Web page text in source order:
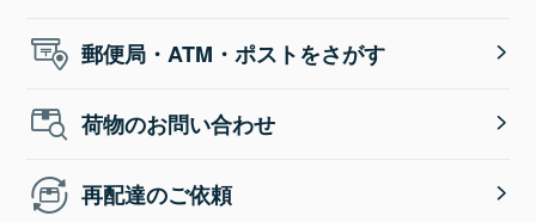
郵便局・ATM・ポストをさがす
荷物のお問い合わせ
再配達のご依頼